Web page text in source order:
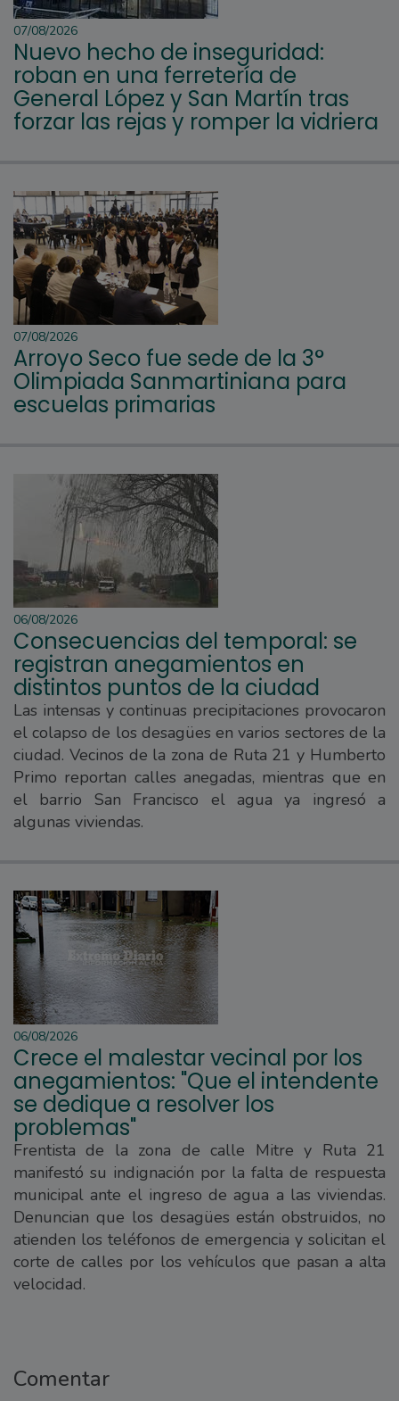
07/08/2026
Nuevo hecho de inseguridad:
roban en una ferretería de
General López y San Martín tras
forzar las rejas y romper la vidriera
07/08/2026
Arroyo Seco fue sede de la 3°
Olimpiada Sanmartiniana para
escuelas primarias
06/08/2026
Consecuencias del temporal: se
registran anegamientos en
distintos puntos de la ciudad
Las intensas y continuas precipitaciones provocaron
el colapso de los desagües en varios sectores de la
ciudad. Vecinos de la zona de Ruta 21 y Humberto
Primo reportan calles anegadas, mientras que en
el barrio San Francisco el agua ya ingresó a
algunas viviendas.
06/08/2026
Crece el malestar vecinal por los
anegamientos: "Que el intendente
se dedique a resolver los
problemas"
Frentista de la zona de calle Mitre y Ruta 21
manifestó su indignación por la falta de respuesta
municipal ante el ingreso de agua a las viviendas.
Denuncian que los desagües están obstruidos, no
atienden los teléfonos de emergencia y solicitan el
corte de calles por los vehículos que pasan a alta
velocidad.
Comentar